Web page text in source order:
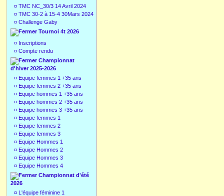
¤ TMC NC_30/3 14 Avril 2024
¤ TMC 30-2 à 15-4 30Mars 2024
¤ Challenge Gaby
Tournoi 4t 2026
¤ Inscriptions
¤ Compte rendu
Championnat
d'hiver 2025-2026
¤ Equipe femmes 1 +35 ans
¤ Equipe femmes 2 +35 ans
¤ Equipe hommes 1 +35 ans
¤ Equipe hommes 2 +35 ans
¤ Equipe hommes 3 +35 ans
¤ Equipe femmes 1
¤ Equipe femmes 2
¤ Equipe femmes 3
¤ Equipe Hommes 1
¤ Equipe Hommes 2
¤ Equipe Hommes 3
¤ Equipe Hommes 4
Championnat d'été
2026
¤ L'équipe féminine 1